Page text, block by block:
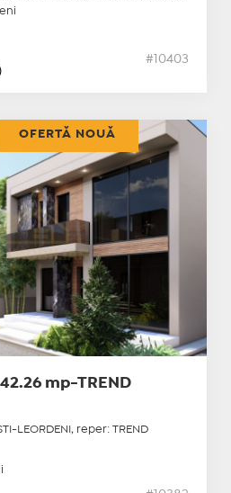
#10403
mp-TREND
LEORDENI, reper: TREND
OFERTĂ NOUĂ